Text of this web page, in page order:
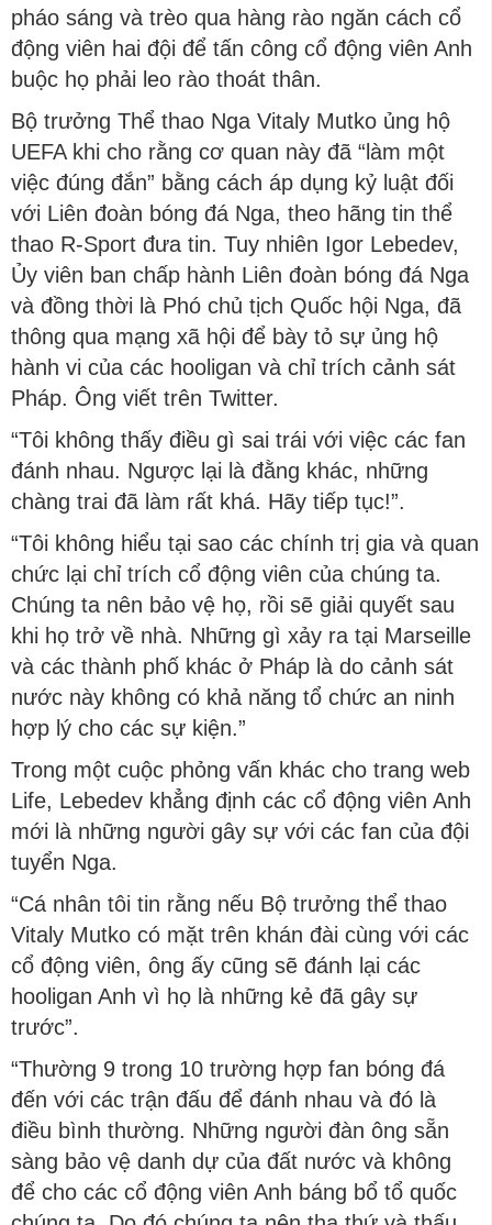
pháo sáng và trèo qua hàng rào ngăn cách cổ
động viên hai đội để tấn công cổ động viên Anh
buộc họ phải leo rào thoát thân.
Bộ trưởng Thể thao Nga Vitaly Mutko ủng hộ
UEFA khi cho rằng cơ quan này đã “làm một
việc đúng đắn” bằng cách áp dụng kỷ luật đối
với Liên đoàn bóng đá Nga, theo hãng tin thể
thao R-Sport đưa tin. Tuy nhiên Igor Lebedev,
Ủy viên ban chấp hành Liên đoàn bóng đá Nga
và đồng thời là Phó chủ tịch Quốc hội Nga, đã
thông qua mạng xã hội để bày tỏ sự ủng hộ
hành vi của các hooligan và chỉ trích cảnh sát
Pháp. Ông viết trên Twitter.
“Tôi không thấy điều gì sai trái với việc các fan
đánh nhau. Ngược lại là đằng khác, những
chàng trai đã làm rất khá. Hãy tiếp tục!”.
“Tôi không hiểu tại sao các chính trị gia và quan
chức lại chỉ trích cổ động viên của chúng ta.
Chúng ta nên bảo vệ họ, rồi sẽ giải quyết sau
khi họ trở về nhà. Những gì xảy ra tại Marseille
và các thành phố khác ở Pháp là do cảnh sát
nước này không có khả năng tổ chức an ninh
hợp lý cho các sự kiện.”
Trong một cuộc phỏng vấn khác cho trang web
Life, Lebedev khẳng định các cổ động viên Anh
mới là những người gây sự với các fan của đội
tuyển Nga.
“Cá nhân tôi tin rằng nếu Bộ trưởng thể thao
Vitaly Mutko có mặt trên khán đài cùng với các
cổ động viên, ông ấy cũng sẽ đánh lại các
hooligan Anh vì họ là những kẻ đã gây sự
trước”.
“Thường 9 trong 10 trường hợp fan bóng đá
đến với các trận đấu để đánh nhau và đó là
điều bình thường. Những người đàn ông sẵn
sàng bảo vệ danh dự của đất nước và không
để cho các cổ động viên Anh báng bổ tổ quốc